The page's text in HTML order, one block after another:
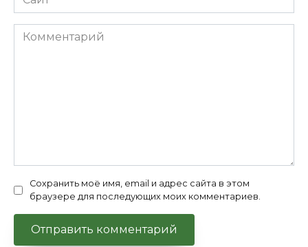
Комментарий
Сохранить моё имя, email и адрес сайта в этом
браузере для последующих моих комментариев.